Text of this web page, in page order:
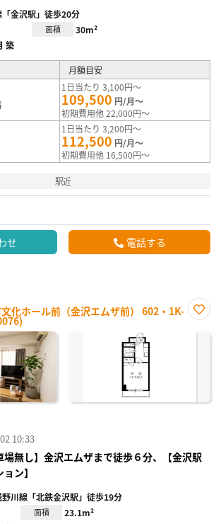
金沢駅」徒歩20分
面積 30m²
築
月額目安
1日当たり 3,100円～
109,500 円/月～
初期費用他 22,000円～
1日当たり 3,200円～
112,500 円/月～
初期費用他 16,500円～
駅近
せ 電話する
化ホール前（金沢エムザ前） 602・1K-
に入
10:33
場無し】金沢エムザまで徒歩６分、【金沢駅
ン】
川線「北鉄金沢駅」徒歩19分
面積 23.1m²